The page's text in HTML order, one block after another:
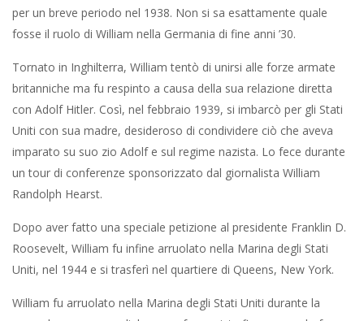
per un breve periodo nel 1938. Non si sa esattamente quale
fosse il ruolo di William nella Germania di fine anni ’30.
Tornato in Inghilterra, William tentò di unirsi alle forze armate
britanniche ma fu respinto a causa della sua relazione diretta
con Adolf Hitler. Così, nel febbraio 1939, si imbarcò per gli Stati
Uniti con sua madre, desideroso di condividere ciò che aveva
imparato su suo zio Adolf e sul regime nazista. Lo fece durante
un tour di conferenze sponsorizzato dal giornalista William
Randolph Hearst.
Dopo aver fatto una speciale petizione al presidente Franklin D.
Roosevelt, William fu infine arruolato nella Marina degli Stati
Uniti, nel 1944 e si trasferì nel quartiere di Queens, New York.
William fu arruolato nella Marina degli Stati Uniti durante la